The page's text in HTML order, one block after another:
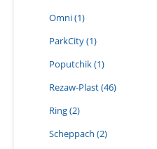
Omni(1)
ParkCity(1)
Poputchik(1)
Rezaw-Plast(46)
Ring(2)
Scheppach (2)